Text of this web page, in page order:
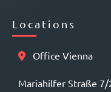
Locations
Office Vienna
Mariahilfer Straße 7/